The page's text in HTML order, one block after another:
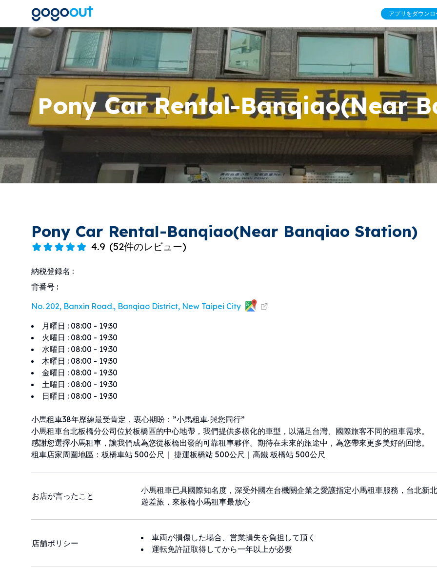
アプリをダウンロ
Pony Car Rental-Banqiao(Near
Pony Car Rental-Banqiao(Near Banqiao Station)
4.9 (52件のレビュー)
納税登録名 :
背番号 :
No. 202, Banxin Road., Banqiao District, New Taipei City
月曜日 : 08:00 - 19:30
火曜日 : 08:00 - 19:30
水曜日 : 08:00 - 19:30
木曜日 : 08:00 - 19:30
金曜日 : 08:00 - 19:30
土曜日 : 08:00 - 19:30
日曜日 : 08:00 - 19:30
小馬租車38年歷練最受肯定，衷心期盼：”小馬租車‧與您同行”
小馬租車台北板橋分公司位於板橋區的中心地帶，我們提供多樣化的車型，以滿足台灣、國際旅客不同的租車需求。
感謝您選擇小馬租車，讓我們成為您從板橋出發的可靠租車夥伴。期待在未來的旅途中，為您帶來更多美好的回憶。
租車店家周圍地區：板橋車站 500公尺｜ 捷運板橋站 500公尺｜高鐵 板橋站 500公尺
お店が言ったこと
小馬租車已具國際知名度，深受外國在台機關企業之愛護指定小馬租車服務，台北新
遊差旅，來板橋小馬租車最放心
店舗ポリシー
車両が損傷した場合、営業損失を負担して頂く
運転免許証取得してから一年以上が必要